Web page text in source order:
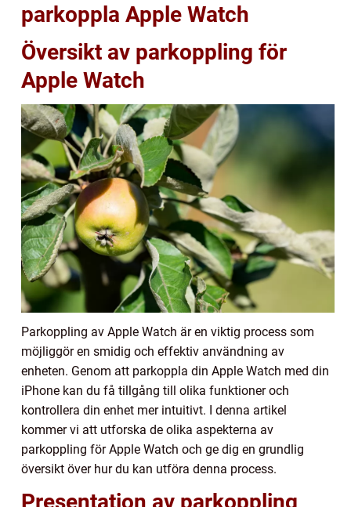
parkoppla Apple Watch
Översikt av parkoppling för
Apple Watch
Parkoppling av Apple Watch är en viktig process som
möjliggör en smidig och effektiv användning av
enheten. Genom att parkoppla din Apple Watch med din
iPhone kan du få tillgång till olika funktioner och
kontrollera din enhet mer intuitivt. I denna artikel
kommer vi att utforska de olika aspekterna av
parkoppling för Apple Watch och ge dig en grundlig
översikt över hur du kan utföra denna process.